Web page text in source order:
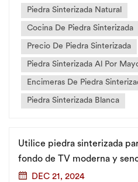
las necesidades de los
Piedra Sinterizada Natural
Cocina De Piedra Sinterizada
Precio De Piedra Sinterizada
Piedra Sinterizada Al Por
Encimeras De Piedra
Piedra Sinterizada Blanca
Utilice piedra sinterizada
fondo de TV moderna y
DEC 21, 2024